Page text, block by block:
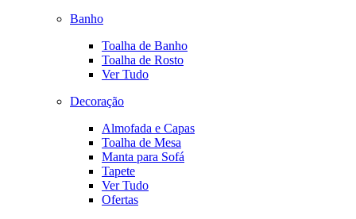
Banho
Toalha de Banho
Toalha de Rosto
Ver Tudo
Decoração
Almofada e Capas
Toalha de Mesa
Manta para Sofá
Tapete
Ver Tudo
Ofertas